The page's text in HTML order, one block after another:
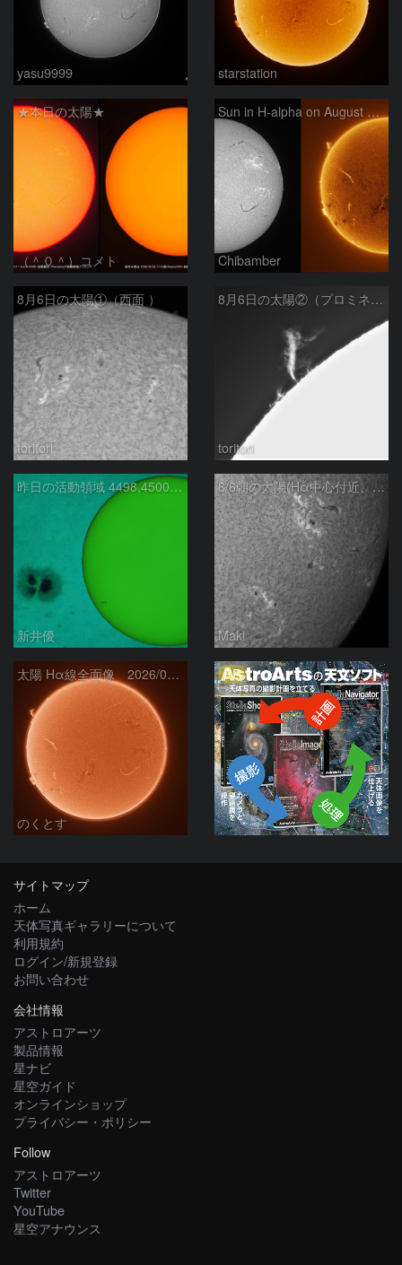
yasu9999 starstation
★本日の太陽★
（＾０＾）コメト
Sun in H-alpha on August 6, 2026
Chibamber
8月6日の太陽①（西面 ）
toritori
8月6日の太陽②（プロミネン北東縁 ）
toritori
昨日の活動領域 4498,4500：2026/08/05
新井優
8/6朝の太陽(Hα中心付近、4498、4502付近)
Maki
太陽 Hα線全面像 2026/08/06
のくとす
PR
サイトマップ
ホーム
天体写真ギャラリーについて
利用規約
ログイン/新規登録
お問い合わせ
会社情報
アストロアーツ
製品情報
星ナビ
星空ガイド
オンラインショップ
プライバシー・ポリシー
Follow
アストロアーツ
Twitter
YouTube
星空アナウンス